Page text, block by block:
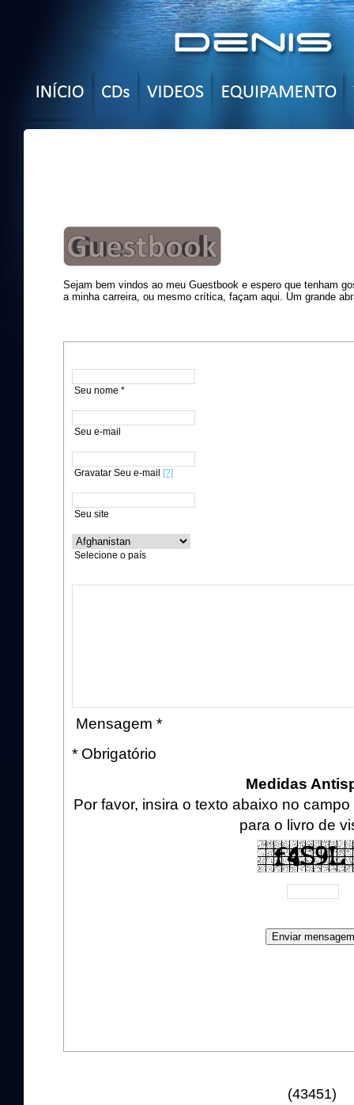
Sejam bem vindos ao meu Guestbook e espero que tenham
a minha carreira, ou mesmo crítica, façam aqui. Um grande
Seu nome *
Seu e-mail
Gravatar Seu e-mail [?]
Seu site
Selecione o país
Mensagem *
* Obrigatório
Medidas
Por favor, insira o texto abaixo no
para o livro de
(43451)